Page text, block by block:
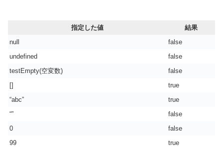
指定した値
結果
null
false
undefined
false
testEmpty(空変数)
false
[]
true
“abc”
true
“”
false
0
false
99
true